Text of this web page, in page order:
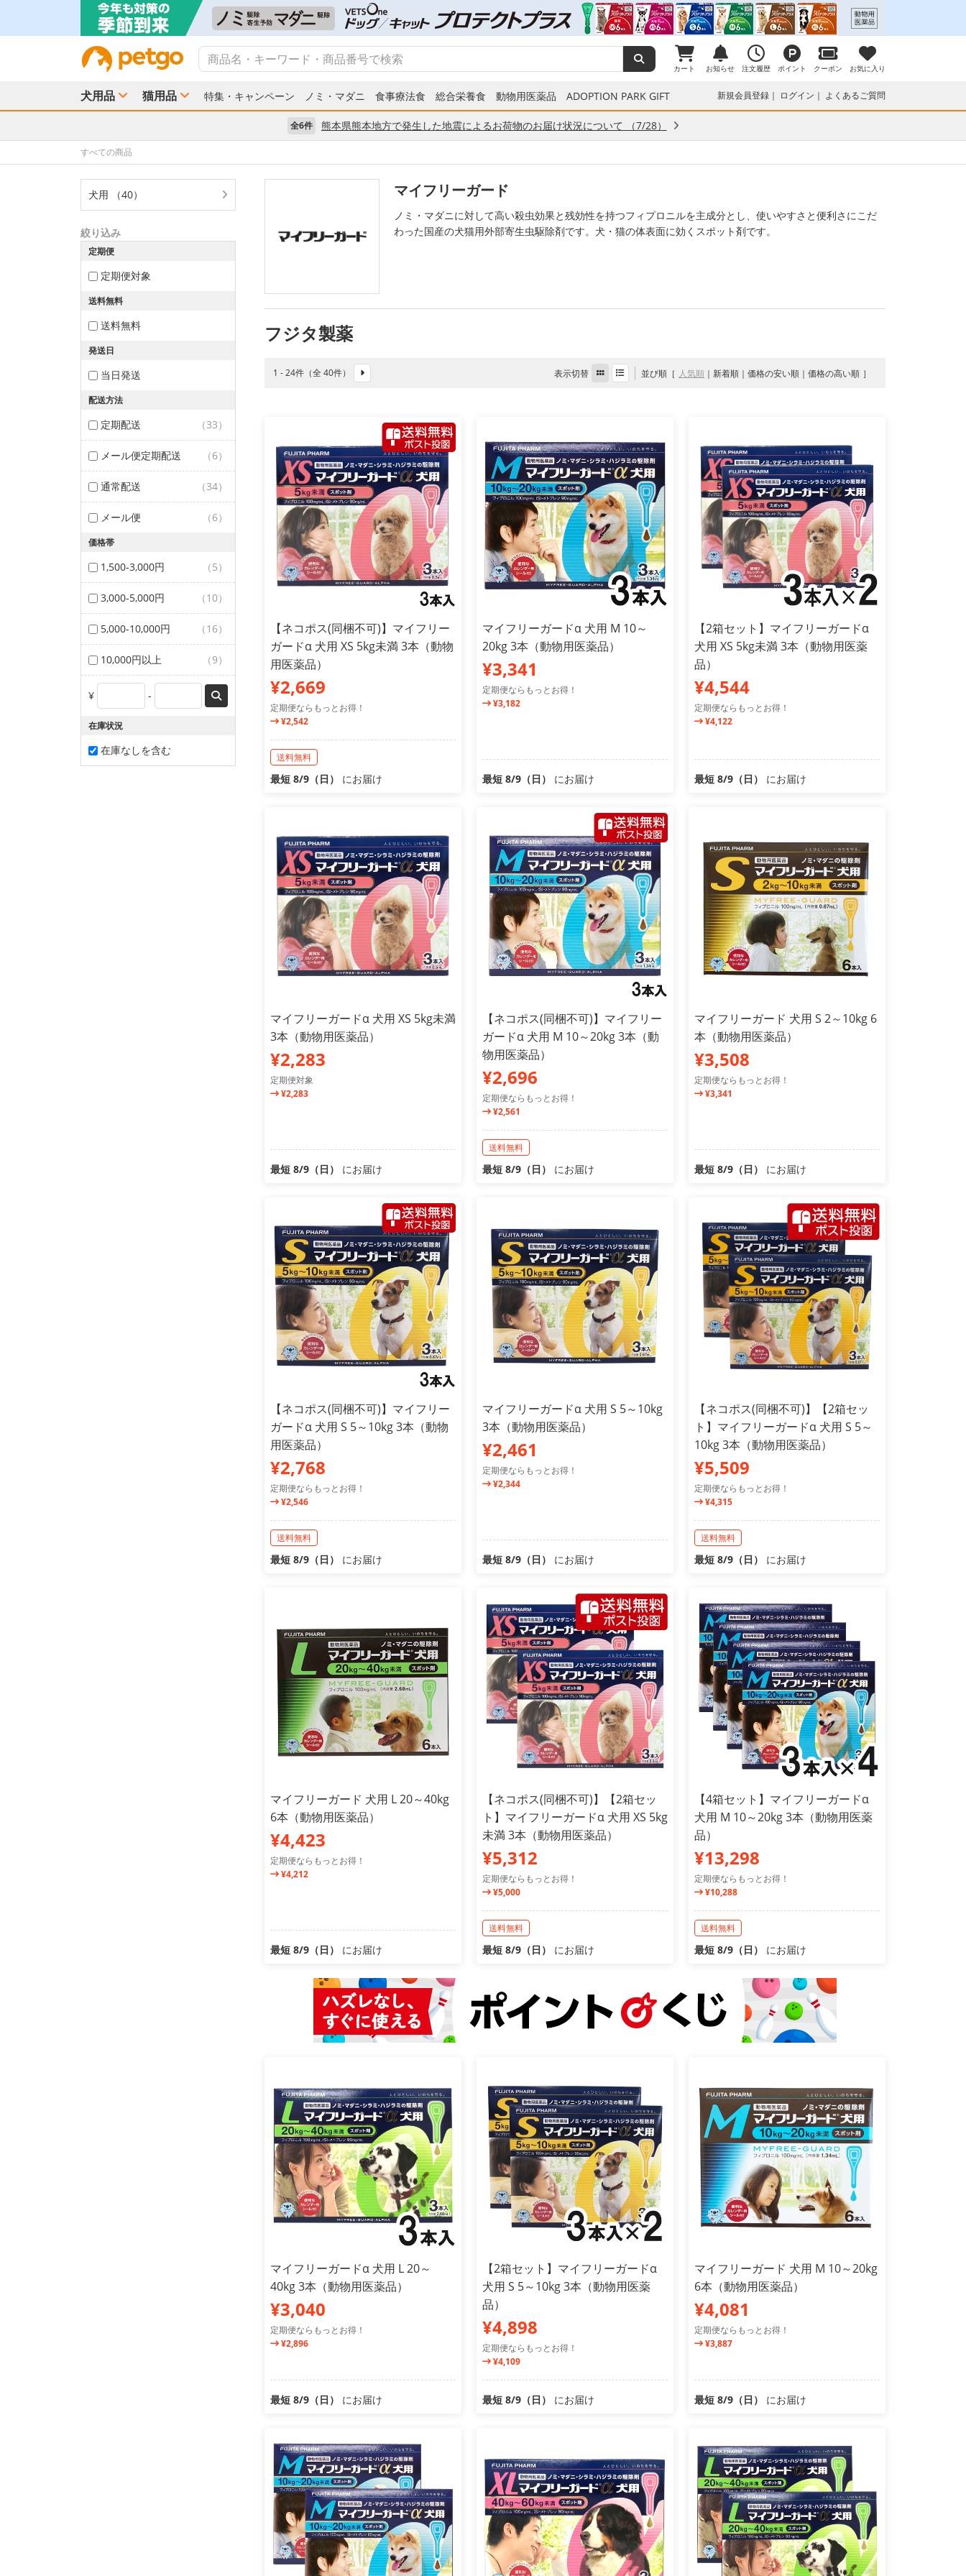
カート お知らせ 注文履歴 ポイント クーポン お気に入り
犬用品 猫用品 特集・キャンペーン ノミ・マダニ 食事療法食 総合栄養食 動物用医薬品 ADOPTION PARK GIFT 新規会員登録 ログイン よくあるご質問
全6件 熊本県熊本地方で発生した地震によるお荷物のお届け状況について （7/28）
すべての商品
犬用 （40）
絞り込み
定期便
定期便対象
送料無料
送料無料
発送日
当日発送
配送方法
定期配送 （33）
メール便定期配送 （6）
通常配送 （34）
メール便 （6）
価格帯
1,500-3,000円 （5）
3,000-5,000円 （10）
5,000-10,000円 （16）
10,000円以上 （9）
¥ -
在庫状況
在庫なしを含む
マイフリーガード
ノミ・マダニに対して高い殺虫効果と残効性を持つフィプロニルを主成分とし、使いやすさと便利さにこだ
わった国産の犬猫用外部寄生虫駆除剤です。犬・猫の体表面に効くスポット剤です。
フジタ製薬
1 - 24件（全 40件） 表示切替 並び順 人気順 新着順 価格の安い順 価格の高い順
【ネコポス(同梱不可)】マイフリー
ガードα 犬用 XS 5kg未満 3本（動物
用医薬品）
¥2,669
定期便ならもっとお得！
¥2,542
送料無料
最短 8/9（日） にお届け
マイフリーガードα 犬用 M 10～
20kg 3本（動物用医薬品）
¥3,341
定期便ならもっとお得！
¥3,182
最短 8/9（日） にお届け
【2箱セット】マイフリーガードα
犬用 XS 5kg未満 3本（動物用医薬
品）
¥4,544
定期便ならもっとお得！
¥4,122
最短 8/9（日） にお届け
マイフリーガードα 犬用 XS 5kg未満
3本（動物用医薬品）
¥2,283
定期便対象
¥2,283
最短 8/9（日） にお届け
【ネコポス(同梱不可)】マイフリー
ガードα 犬用 M 10～20kg 3本（動
物用医薬品）
¥2,696
定期便ならもっとお得！
¥2,561
送料無料
最短 8/9（日） にお届け
マイフリーガード 犬用 S 2～10kg 6
本（動物用医薬品）
¥3,508
定期便ならもっとお得！
¥3,341
最短 8/9（日） にお届け
【ネコポス(同梱不可)】マイフリー
ガードα 犬用 S 5～10kg 3本（動物
用医薬品）
¥2,768
定期便ならもっとお得！
¥2,546
送料無料
最短 8/9（日） にお届け
マイフリーガードα 犬用 S 5～10kg
3本（動物用医薬品）
¥2,461
定期便ならもっとお得！
¥2,344
最短 8/9（日） にお届け
【ネコポス(同梱不可)】【2箱セッ
ト】マイフリーガードα 犬用 S 5～
10kg 3本（動物用医薬品）
¥5,509
定期便ならもっとお得！
¥4,315
送料無料
最短 8/9（日） にお届け
マイフリーガード 犬用 L 20～40kg
6本（動物用医薬品）
¥4,423
定期便ならもっとお得！
¥4,212
最短 8/9（日） にお届け
【ネコポス(同梱不可)】【2箱セッ
ト】マイフリーガードα 犬用 XS 5kg
未満 3本（動物用医薬品）
¥5,312
定期便ならもっとお得！
¥5,000
送料無料
最短 8/9（日） にお届け
【4箱セット】マイフリーガードα
犬用 M 10～20kg 3本（動物用医薬
品）
¥13,298
定期便ならもっとお得！
¥10,288
送料無料
最短 8/9（日） にお届け
マイフリーガードα 犬用 L 20～
40kg 3本（動物用医薬品）
¥3,040
定期便ならもっとお得！
¥2,896
最短 8/9（日） にお届け
【2箱セット】マイフリーガードα
犬用 S 5～10kg 3本（動物用医薬
品）
¥4,898
定期便ならもっとお得！
¥4,109
最短 8/9（日） にお届け
マイフリーガード 犬用 M 10～20kg
6本（動物用医薬品）
¥4,081
定期便ならもっとお得！
¥3,887
最短 8/9（日） にお届け